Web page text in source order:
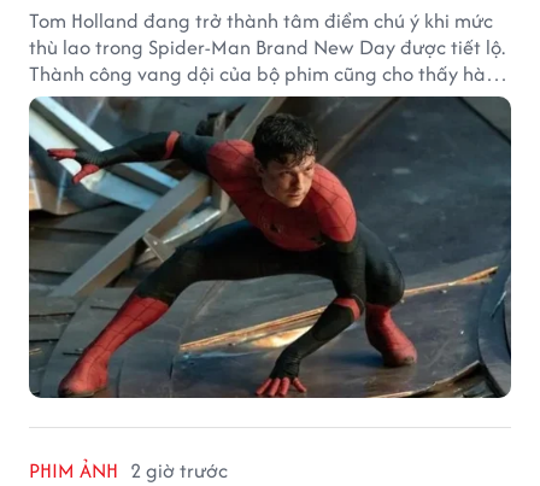
Tom Holland đang trở thành tâm điểm chú ý khi mức
thù lao trong Spider-Man Brand New Day được tiết lộ.
Thành công vang dội của bộ phim cũng cho thấy hành
trình thăng hạng đáng chú ý của nam diễn viên sau
một thập kỷ gắn bó với vai Người Nhện.
PHIM ẢNH 2 giờ trước